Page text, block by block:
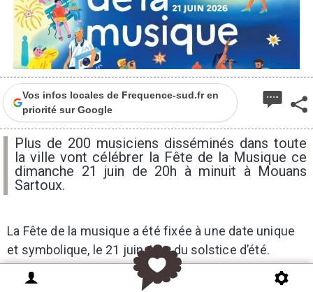
1
Vos infos locales de Frequence-sud.fr en
priorité sur Google
Plus de 200 musiciens disséminés dans toute
la ville vont célébrer la Fête de la Musique ce
dimanche 21 juin de 20h à minuit à Mouans
Sartoux.
La Fête de la musique a été fixée à une date unique
et symbolique, le 21 juin, jour du solstice d’été.
Grande manifestation populaire gratuite et ouverte à
tous les musiciens, amateurs de tous niveaux ou